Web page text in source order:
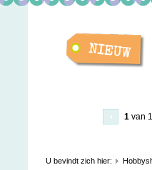
1van 1
U bevindt zich hier: